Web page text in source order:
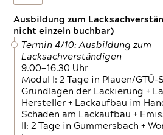
Ausbildung zum
nicht einzeln buchbar)
Termin 4/10: Ausbildung zum
Lacksachverständigen
9.00—16.30 Uhr
Modul I: 2 Tage in Plauen/
Grundlagen der Lackierung +
Hersteller + Lackaufbau im
Schäden am Lackaufbau +
II: 2 Tage in Gummersbach +